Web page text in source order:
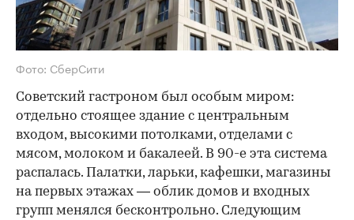
Фото: СберСити
Советский гастроном был особым миром:
отдельно стоящее здание с центральным
входом, высокими потолками, отделами с
мясом, молоком и бакалеей. В 90-е эта система
распалась. Палатки, ларьки, кафешки, магазины
на первых этажах — облик домов и входных
групп менялся бесконтрольно. Следующим